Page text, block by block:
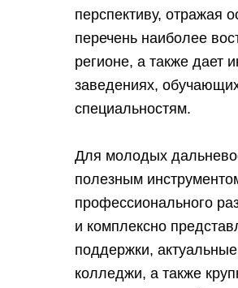
перспективу, отражая
перечень наиболее
регионе, а также
заведениях,
специальностям.
Для молодых
полезным
профессионального
и комплексно
поддержки,
колледжи, а также